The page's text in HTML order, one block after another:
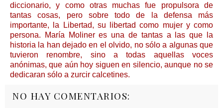
diccionario, y como otras muchas fue propulsora de
tantas cosas, pero sobre todo de la defensa más
importante, la Libertad, su libertad como mujer y como
persona. María Moliner es una de tantas a las que la
historia la han dejado en el olvido, no sólo a algunas que
tuvieron renombre, sino a todas aquellas voces
anónimas, que aún hoy siguen en silencio, aunque no se
dedicaran sólo a zurcir calcetines.
NO HAY COMENTARIOS: